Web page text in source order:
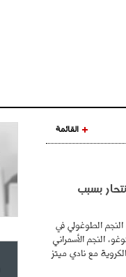
القائمة
بسبب
النجم الطوغولي في
التوغو، النجم الأسمراني
مع نادي ميتز